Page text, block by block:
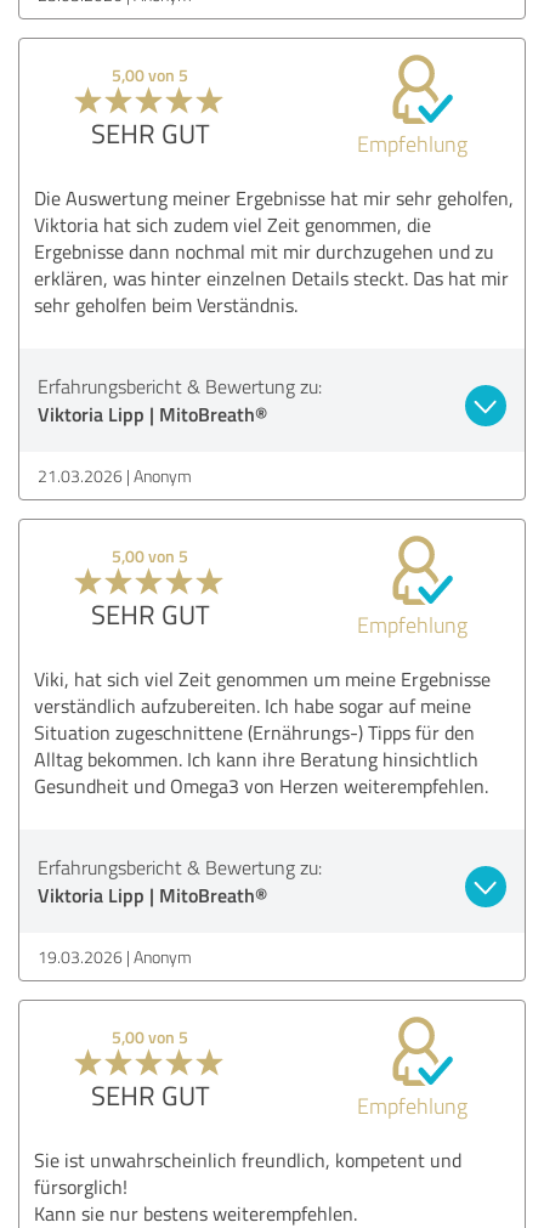
5,00 von 5
SEHR GUT Empfehlung
Die Auswertung meiner Ergebnisse hat mir sehr geholfen,
Viktoria hat sich zudem viel Zeit genommen, die
Ergebnisse dann nochmal mit mir durchzugehen und zu
erklären, was hinter einzelnen Details steckt. Das hat mir
sehr geholfen beim Verständnis.
Erfahrungsbericht & Bewertung zu:
Viktoria Lipp | MitoBreath®
21.03.2026 Anonym
5,00 von 5
SEHR GUT Empfehlung
Viki, hat sich viel Zeit genommen um meine Ergebnisse
verständlich aufzubereiten. Ich habe sogar auf meine
Situation zugeschnittene (Ernährungs-) Tipps für den
Alltag bekommen. Ich kann ihre Beratung hinsichtlich
Gesundheit und Omega3 von Herzen weiterempfehlen.
Erfahrungsbericht & Bewertung zu:
Viktoria Lipp | MitoBreath®
19.03.2026 Anonym
5,00 von 5
SEHR GUT Empfehlung
Sie ist unwahrscheinlich freundlich, kompetent und
fürsorglich!
Kann sie nur bestens weiterempfehlen.